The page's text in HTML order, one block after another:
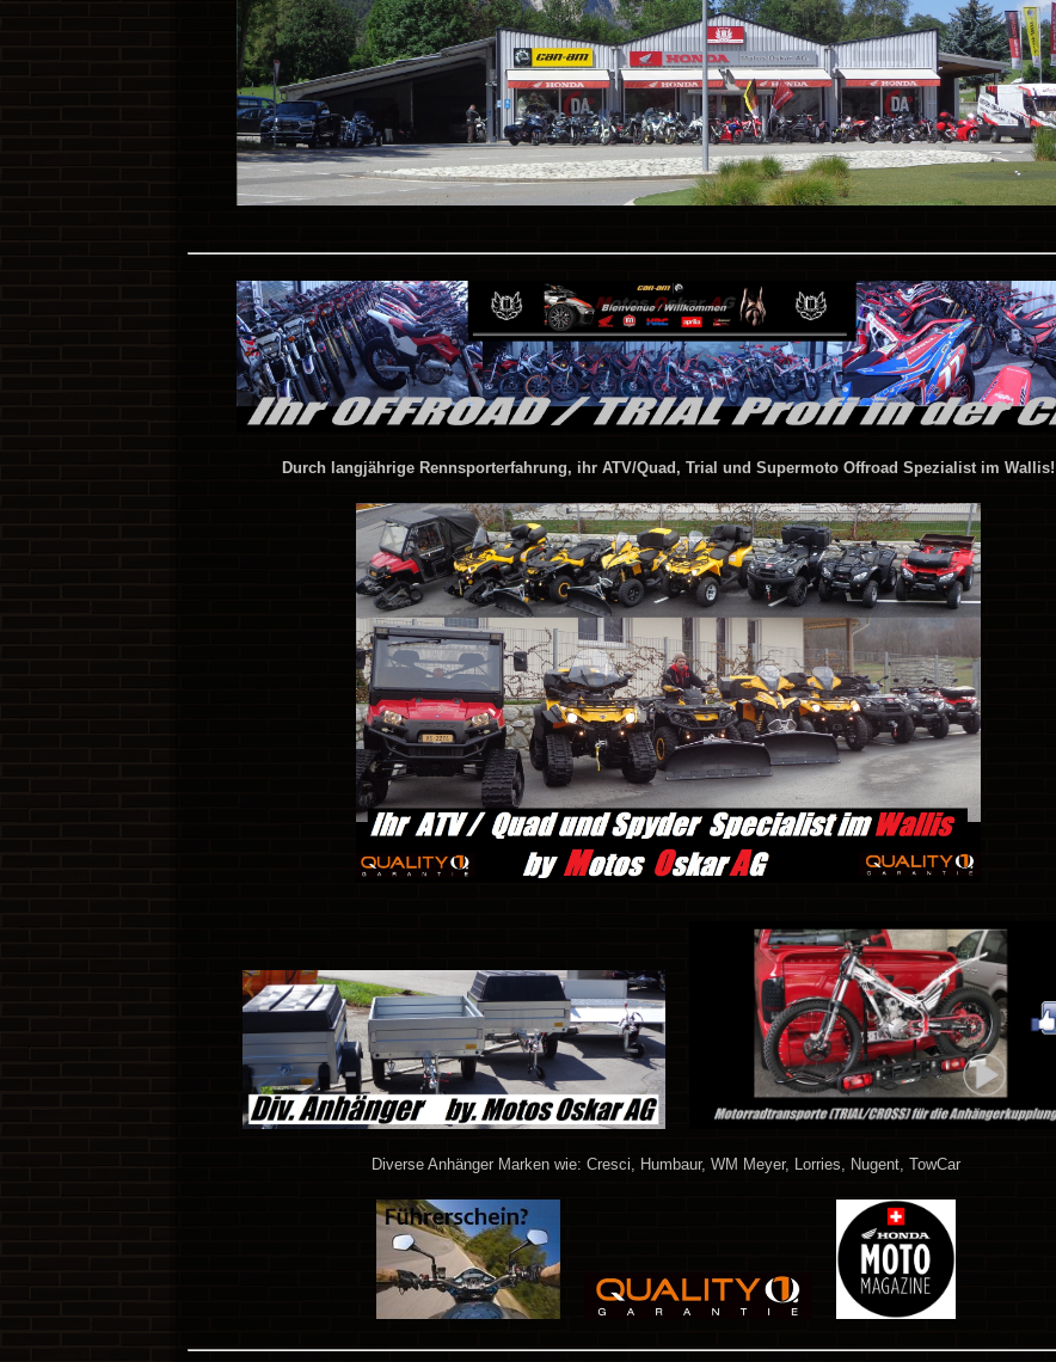
Durch langjährige Rennsporterfahrung, ihr ATV/Quad, Trial und Supermoto Offroad Spezialist im Wallis!
Diverse Anhänger Marken wie: Cresci, Humbaur, WM Meyer, Lorries, Nugent, TowCar